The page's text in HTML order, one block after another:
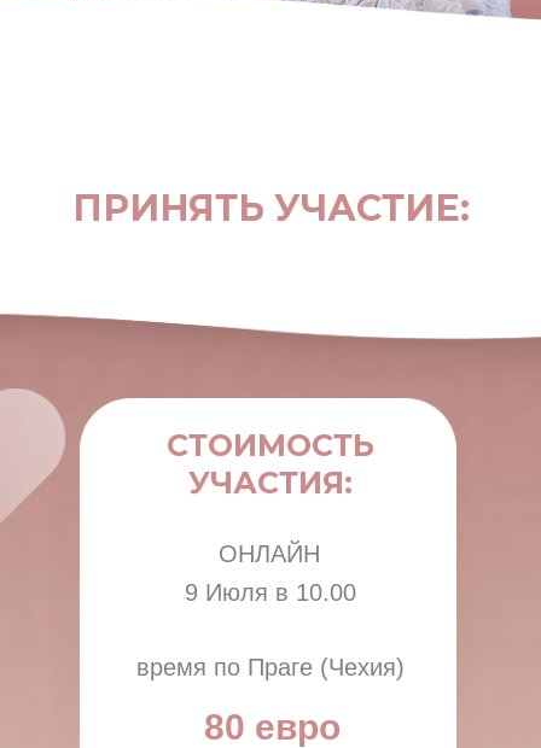
ПРИНЯТЬ УЧАСТИЕ:
ОНЛАЙН
80 евро
СТОИМОСТЬ
УЧАСТИЯ:
9 Июля в 10.00
время по Праге (Чехия)